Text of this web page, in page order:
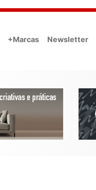
+Marcas Newsletter